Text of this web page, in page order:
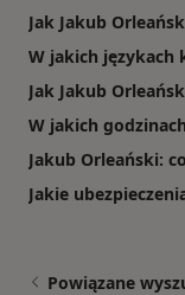
Jak Jakub
W jakich językach
Jak Jakub
W jakich
Jakub Orleański:
Jakie
Powiązane